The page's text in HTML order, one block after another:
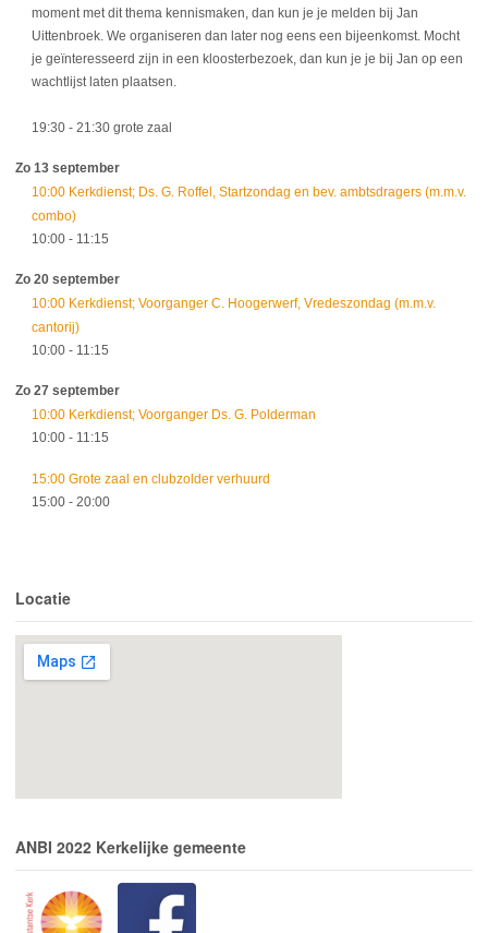
moment met dit thema kennismaken, dan kun je je melden bij Jan
Uittenbroek. We organiseren dan later nog eens een bijeenkomst. Mocht
je geïnteresseerd zijn in een kloosterbezoek, dan kun je je bij Jan op een
wachtlijst laten plaatsen.
19:30 - 21:30 grote zaal
Zo 13 september
10:00 Kerkdienst; Ds. G. Roffel, Startzondag en bev. ambtsdragers (m.m.v.
combo)
10:00 - 11:15
Zo 20 september
10:00 Kerkdienst; Voorganger C. Hoogerwerf, Vredeszondag (m.m.v.
cantorij)
10:00 - 11:15
Zo 27 september
10:00 Kerkdienst; Voorganger Ds. G. Polderman
10:00 - 11:15
15:00 Grote zaal en clubzolder verhuurd
15:00 - 20:00
Locatie
ANBI 2022 Kerkelijke gemeente